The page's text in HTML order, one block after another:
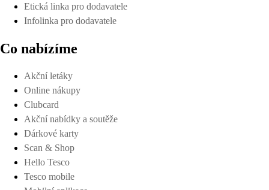
Etická linka pro dodavatele
Infolinka pro dodavatele
Co nabízíme
Akční letáky
Online nákupy
Clubcard
Akční nabídky a soutěže
Dárkové karty
Scan & Shop
Hello Tesco
Tesco mobile